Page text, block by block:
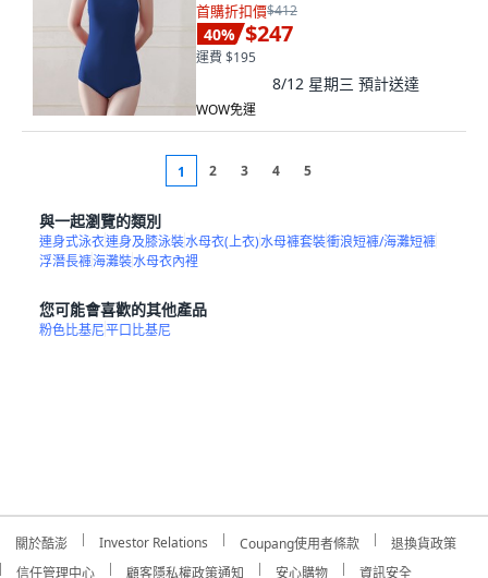
首購折扣價$412
40% $247
運費 $195
8/12 星期三 預計送達
WOW免運
1 2 3 4 5
與一起瀏覽的類別
連身式泳衣連身及膝泳裝水母衣(上衣)水母褲套裝衝浪短褲/海灘短褲
浮潛長褲海灘裝水母衣內裡
您可能會喜歡的其他產品
粉色比基尼平口比基尼
關於酷澎 Investor Relations Coupang使用者條款
退換貨政策
信任管理中心
顧客隱私權政策通知 安心購物 資訊安全